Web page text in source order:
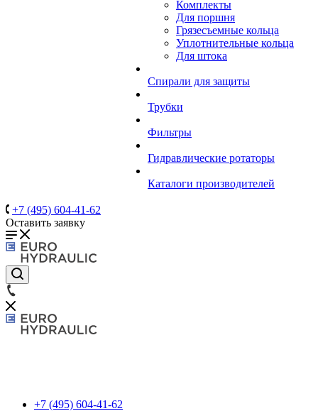
Комплекты
Для поршня
Грязесъемные кольца
Уплотнительные кольца
Для штока
Спирали для защиты
Трубки
Фильтры
Гидравлические ротаторы
Каталоги производителей
+7 (495) 604-41-62
Оставить заявку
+7 (495) 604-41-62